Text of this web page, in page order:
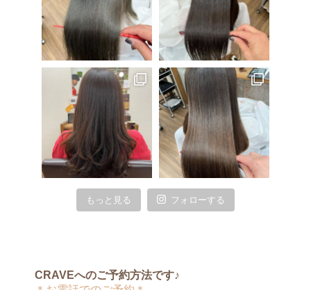
もっと見る フォローする
CRAVEへのご予約方法です♪